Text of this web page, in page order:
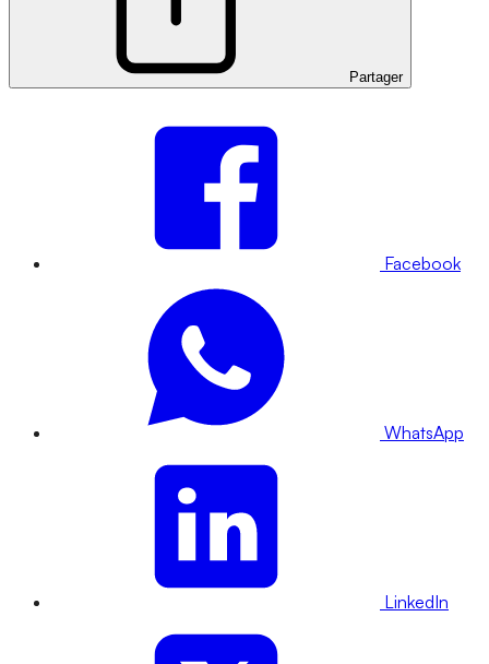
Partager
Facebook
WhatsApp
LinkedIn